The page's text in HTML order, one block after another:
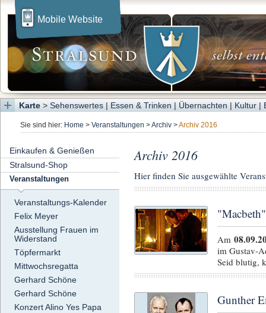
Mobile Website
Karte > Sehenswertes | Essen & Trinken | Übernachten | Kultur |
Sie sind hier: Home > Veranstaltungen >Archiv >Archiv 2016
Einkaufen & Genießen
Stralsund-Shop
Veranstaltungen
Veranstaltungs-Kalender
Felix Meyer
Ausstellung Frauen im
Widerstand
Töpfermarkt
Mittwochsregatta
Gerhard Schöne
Gerhard Schöne
Konzert Alino Yes Papa
Archiv 2016
Hier finden Sie ausgewählte
Am
im Gustav-
Seid blutig,
Gunther